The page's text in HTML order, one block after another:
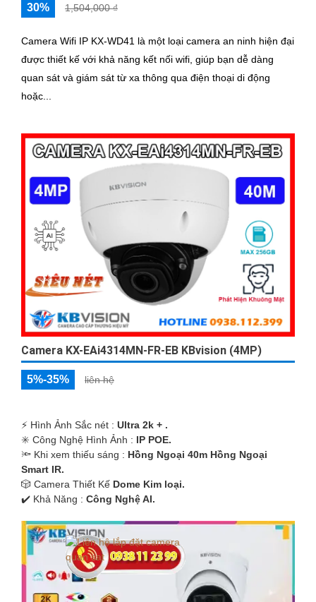
30% 1,504,000 ₫
Camera Wifi IP KX-WD41 là một loại camera an ninh hiện đại
được thiết kế với khả năng kết nối wifi, giúp bạn dễ dàng
quan sát và giám sát từ xa thông qua điện thoại di động
hoặc...
Camera KX-EAi4314MN-FR-EB KBvision (4MP)
5%-35% liên hệ
️⚡ Hình Ảnh Sắc nét : Ultra 2k + .
✳️ Công Nghệ Hình Ảnh : IP POE.
🔦 Khi xem thiếu sáng : Hồng Ngoại 40m Hồng Ngoại
Smart IR.
🎲 Camera Thiết Kế Dome Kim loại.
️✔️ Khả Năng : Công Nghệ AI.